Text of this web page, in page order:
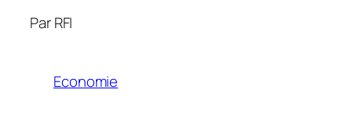
Par RFI
Economie